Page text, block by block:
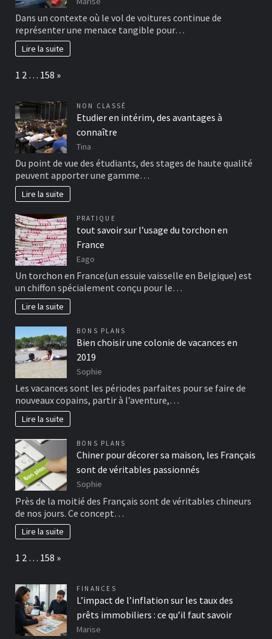
Dans un contexte où le vol de voitures continue de
représenter une menace tangible pour…
Lire la suite
Page:
1 2 … 158 Next
»
NON CLASSÉ
Etudier en intérim, des avantages à
connaître
Tina
Du point de vue des étudiants, des stages de haute qualité
peuvent apporter une gamme…
Lire la suite
PRATIQUE
tout savoir sur l’usage du torchon en
France
Eago
Un torchon en France(un essuie vaisselle en Belgique) est
un chiffon spécialement conçu pour le…
Lire la suite
BONS PLANS
Bien choisir une colonie de vacances en
2019
Sophie
Les vacances sont les périodes parfaites pour se faire de
nouveaux copains, partir à l’aventure,…
Lire la suite
BONS PLANS
Chiner pour décorer sa maison, les Français
sont de véritables passionnés
Sophie
Près de la moitié des Français sont de véritables chineurs
de nos jours. Ce concept…
Lire la suite
Page:
1 2 … 158 Next
»
FINANCES
L’impact de l’inflation sur les taux des
prêts immobiliers : ce qu’il faut savoir
Marise